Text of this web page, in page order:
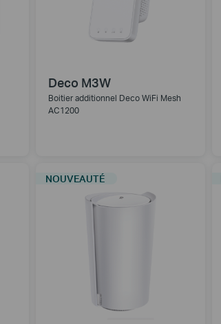
Deco M3W
Boitier additionnel Deco WiFi Mesh
AC1200
NOUVEAUTÉ